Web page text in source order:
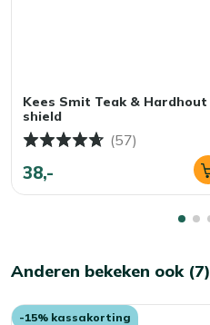
Kees Smit Teak & Hardhout
shield
(57)
38,-
Anderen bekeken ook (7)
-15% kassakorting